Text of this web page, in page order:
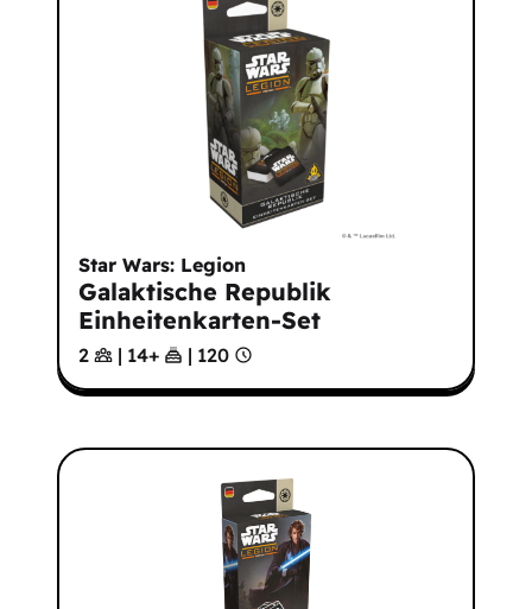
Star Wars: Legion
Galaktische Republik
Einheitenkarten-Set
2 | 14+ | 120